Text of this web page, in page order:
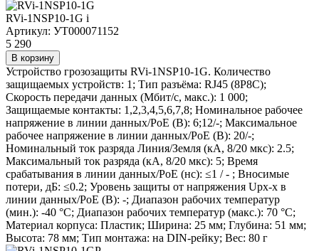
RVi-1NSP10-1G i
Артикул: УТ000071152
5 290
В корзину
Устройство грозозащиты RVi-1NSP10-1G. Количество
защищаемых устройств: 1; Тип разъёма: RJ45 (8P8C);
Скорость передачи данных (Мбит/с, макс.): 1 000;
Защищаемые контакты: 1,2,3,4,5,6,7,8; Номинальное рабочее
напряжение в линии данных/PoE (В): 6;12/-; Максимальное
рабочее напряжение в линии данных/PoE (В): 20/-;
Номинальный ток разряда Линия/Земля (кА, 8/20 мкс): 2.5;
Максимальный ток разряда (кА, 8/20 мкс): 5; Время
срабатывания в линии данных/PoE (нс): ≤1 / - ; Вносимые
потери, дБ: ≤0.2; Уровень защиты от напряжения Upx-x в
линии данных/PoE (В): -; Диапазон рабочих температур
(мин.): -40 °С; Диапазон рабочих температур (макс.): 70 °С;
Материал корпуса: Пластик; Ширина: 25 мм; Глубина: 51 мм;
Высота: 78 мм; Тип монтажа: на DIN-рейку; Вес: 80 г